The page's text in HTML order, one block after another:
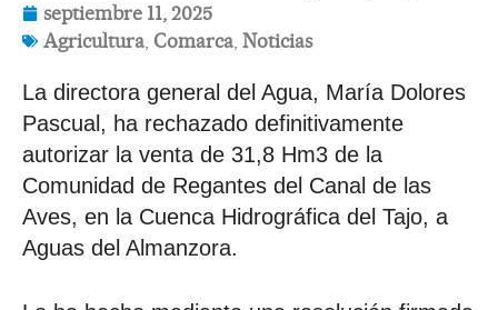
septiembre 11, 2025
Agricultura, Comarca, Noticias
La directora general del Agua, María Dolores
Pascual, ha rechazado definitivamente
autorizar la venta de 31,8 Hm3 de la
Comunidad de Regantes del Canal de las
Aves, en la Cuenca Hidrográfica del Tajo, a
Aguas del Almanzora.